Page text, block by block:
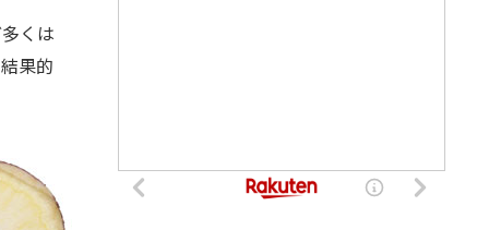
くは
果的